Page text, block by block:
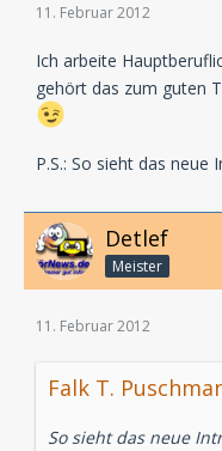
11. Februar 2012
Ich arbeite
gehört das zum guten
P.S.: So sieht das neue
Detlef
Meister
11. Februar 2012
Falk T.
So sieht das neue